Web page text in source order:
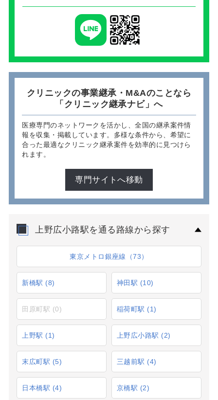
クリニックの事業継承・M&Aのことなら
「クリニック継承ナビ」へ
医療専門のネットワークを活かし、全国の継承案件情
報を収集・掲載しています。多様な条件から、希望に
合った最適なクリニック継承案件を効率的に見つけら
れます。
専門サイトへ移動
上野広小路駅を通る路線から探す
東京メトロ銀座線（73）
新橋駅 (8) 神田駅 (10)
田原町駅 (0) 稲荷町駅 (1)
上野駅 (1) 上野広小路駅 (2)
末広町駅 (5) 三越前駅 (4)
日本橋駅 (4) 京橋駅 (2)